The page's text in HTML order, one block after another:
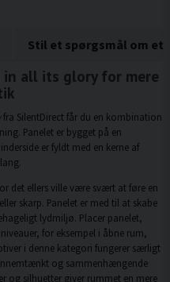
Stil et spørgsmål om et
in all its glory for mere
fra SilentDirect får du en kombination
Panelet er bygget på en
er fyldt med en kerne af
det ellers ville være svært at føre en
skarp. Panelet er med til at skabe
lydmiljø. Placer panelet,
for eksempel i åbne rum,
i denne kategori fungerer særligt
og sammenhængende
og silhuetter giver rummet en mere